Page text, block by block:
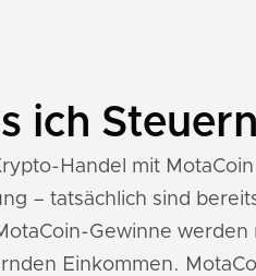
ich
Handel mit
– tatsächlich sind
Gewinne
Einkommen.